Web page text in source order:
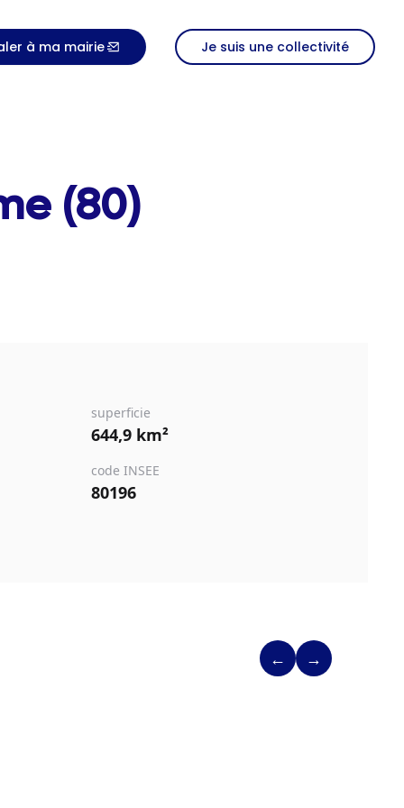
à ma mairie Je suis une collectivité
(80)
superficie
644,9 km²
code INSEE
80196
← →